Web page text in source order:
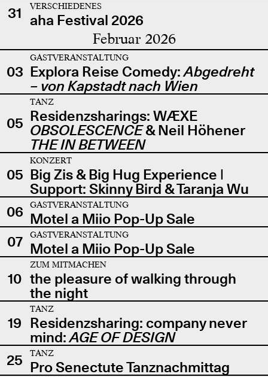
31
VERSCHIEDENES
aha Festival 2026
Februar 2026
03
GASTVERANSTALTUNG
Explora Reise Comedy:Abgedreht
– von Kapstadt nach Wien
05
TANZ
Residenzsharings: WÆXE
OBSOLESCENCE& Neil Höhener
THE IN BETWEEN
05
KONZERT
Big Zis & Big Hug Experience |
Support: Skinny Bird & Taranja Wu
06
GASTVERANSTALTUNG
Motel a Miio Pop-Up Sale
07
GASTVERANSTALTUNG
Motel a Miio Pop-Up Sale
10
ZUM MITMACHEN
the pleasure of walking through
the night
19
TANZ
Residenzsharing: company never
mind:AGE OF DESIGN
25
TANZ
Pro Senectute Tanznachmittag